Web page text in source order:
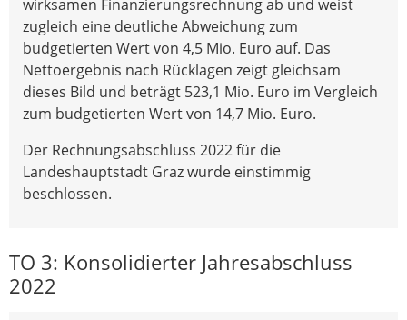
wirksamen Finanzierungsrechnung ab und weist
zugleich eine deutliche Abweichung zum
budgetierten Wert von 4,5 Mio. Euro auf. Das
Nettoergebnis nach Rücklagen zeigt gleichsam
dieses Bild und beträgt 523,1 Mio. Euro im Vergleich
zum budgetierten Wert von 14,7 Mio. Euro.
Der Rechnungsabschluss 2022 für die
Landeshauptstadt Graz wurde einstimmig
beschlossen.
TO 3: Konsolidierter Jahresabschluss
2022